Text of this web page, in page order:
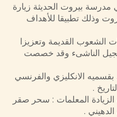
مدرسة بيروت الحديثة زيارة
وذلك تطبيقا للأهداف
الشعوب القديمة وتعزيزا
للجيل الناشىء وقد خصصت
بقسميه الانكليزي والفرنسي
.
المعلمات : سحر صقر
.